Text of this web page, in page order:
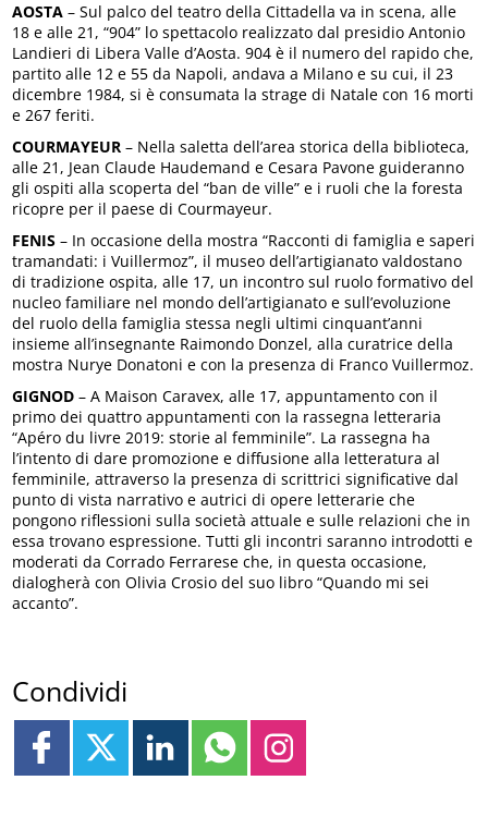
AOSTA – Sul palco del teatro della Cittadella va in scena, alle
18 e alle 21, “904” lo spettacolo realizzato dal presidio Antonio
Landieri di Libera Valle d’Aosta. 904 è il numero del rapido che,
partito alle 12 e 55 da Napoli, andava a Milano e su cui, il 23
dicembre 1984, si è consumata la strage di Natale con 16 morti
e 267 feriti.
COURMAYEUR – Nella saletta dell’area storica della biblioteca,
alle 21, Jean Claude Haudemand e Cesara Pavone guideranno
gli ospiti alla scoperta del “ban de ville” e i ruoli che la foresta
ricopre per il paese di Courmayeur.
FENIS – In occasione della mostra “Racconti di famiglia e saperi
tramandati: i Vuillermoz”, il museo dell’artigianato valdostano
di tradizione ospita, alle 17, un incontro sul ruolo formativo del
nucleo familiare nel mondo dell’artigianato e sull’evoluzione
del ruolo della famiglia stessa negli ultimi cinquant’anni
insieme all’insegnante Raimondo Donzel, alla curatrice della
mostra Nurye Donatoni e con la presenza di Franco Vuillermoz.
GIGNOD – A Maison Caravex, alle 17, appuntamento con il
primo dei quattro appuntamenti con la rassegna letteraria
“Apéro du livre 2019: storie al femminile”. La rassegna ha
l’intento di dare promozione e diffusione alla letteratura al
femminile, attraverso la presenza di scrittrici significative dal
punto di vista narrativo e autrici di opere letterarie che
pongono riflessioni sulla società attuale e sulle relazioni che in
essa trovano espressione. Tutti gli incontri saranno introdotti e
moderati da Corrado Ferrarese che, in questa occasione,
dialogherà con Olivia Crosio del suo libro “Quando mi sei
accanto”.
Condividi